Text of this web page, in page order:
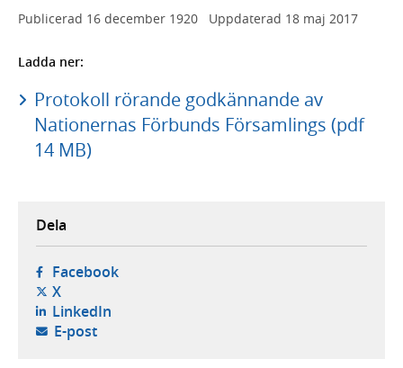
Publicerad 16 december 1920 Uppdaterad 18 maj 2017
Ladda ner:
Protokoll rörande godkännande av
Nationernas Förbunds Församlings (pdf
14 MB)
Dela
Facebook- öppnas i ny flik, extern webbplats,
X- öppnas i ny flik, extern webbplats,
LinkedIn- öppnas i ny flik, extern webbplats,
E-post- öppnar din e-postklient,